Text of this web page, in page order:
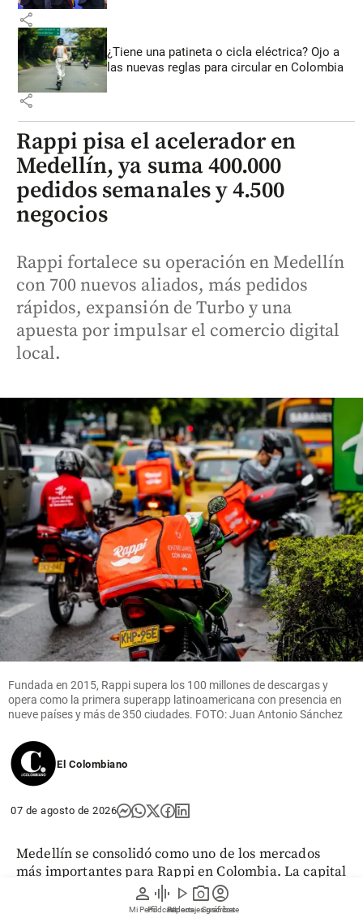
person
Mi Perfil
graphic_eq
Pódcast
play_arrow
Videos
photo_camera
Reportajes gráficos
account_circle
Suscríbete
share
¿Tiene una patineta o cicla eléctrica? Ojo a
las nuevas reglas para circular en Colombia
share
Rappi pisa el acelerador en
Medellín, ya suma 400.000
pedidos semanales y 4.500
negocios
Rappi fortalece su operación en Medellín
con 700 nuevos aliados, más pedidos
rápidos, expansión de Turbo y una
apuesta por impulsar el comercio digital
local.
Fundada en 2015, Rappi supera los 100 millones de descargas y
opera como la primera superapp latinoamericana con presencia en
nueve países y más de 350 ciudades. FOTO: Juan Antonio Sánchez
El Colombiano
07 de agosto de 2026
Medellín se consolidó como uno de los mercados
más importantes para Rappi en Colombia. La capital
antioqueña ya representa cerca del 20% de toda la
operación nacional de la plataforma, una